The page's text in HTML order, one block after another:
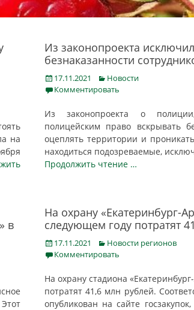
на
Из законопроекта
безнаказанности
Posted
on
17.11.2021 Categories
Новости
Комментировать
Из законопроекта о
полицейским право вскрывать
оцеплять территории и
находиться подозреваемые,
Продолжить чтение …
На охрану «Екатеринбург-
следующем году потратят
Posted
on
17.11.2021 Categories
Новости регионов
Комментировать
На охрану стадиона
потратят 41,6 млн рублей.
опубликован на сайте
в